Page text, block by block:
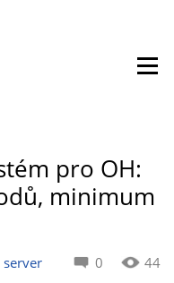
pro OH:
minimum
0 44
server